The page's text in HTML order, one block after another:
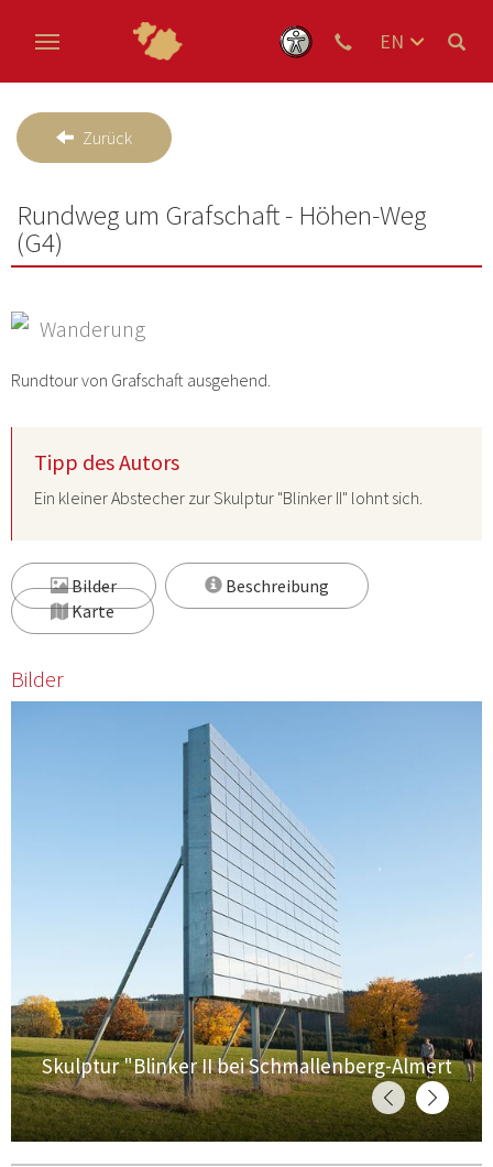
EN
Zurück
Rundweg um Grafschaft - Höhen-Weg
(G4)
Wanderung
Rundtour von Grafschaft ausgehend.
Tipp des Autors
Ein kleiner Abstecher zur Skulptur "Blinker II" lohnt sich.
Bilder
Beschreibung
Karte
Bilder
Skulptur "Blinker II bei Schmallenberg-Almert